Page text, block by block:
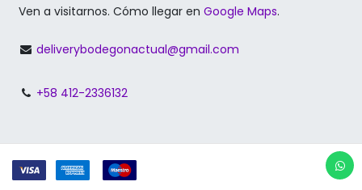
Ven a visitarnos. Cómo llegar en Google Maps.
deliverybodegonactual@gmail.com
+58 412-2336132